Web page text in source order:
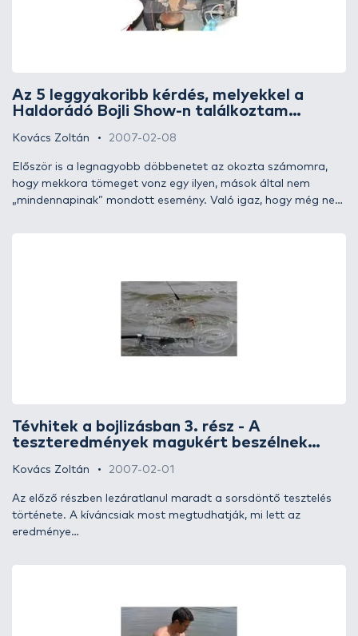
Az 5 leggyakoribb kérdés, melyekkel a
Haldorádó Bojli Show-n találkoztam…
Kovács Zoltán 2007-02-08
Először is a legnagyobb döbbenetet az okozta számomra,
hogy mekkora tömeget vonz egy ilyen, mások által nem
„mindennapinak” mondott esemény. Való igaz, hogy még nem
Zsolt és csapata forgalmazza), a másik pedig (az én
képviseletemben) az SBS Tactical Baits termékcsalád volt.
Őszintén megmondom, egy kicsit tartottam attól, hogy egy
másik, „konkurens céggel” egyszerre, szemtől szemben kínáljuk
termékeinket és mondjuk el tapasztalatainkat. Mindezt úgy,
Tévhitek a bojlizásban 3. rész - A
teszteredmények magukért beszélnek…
Kovács Zoltán 2007-02-01
Az előző részben lezáratlanul maradt a sorsdöntő tesztelés
története. A kíváncsiak most megtudhatják, mi lett az
eredménye…